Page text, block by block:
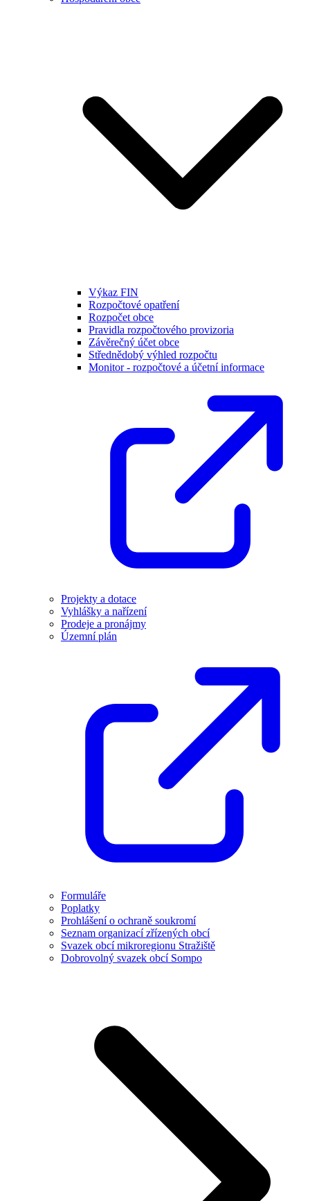
Výkaz FIN
Rozpočtové opatření
Rozpočet obce
Pravidla rozpočtového provizoria
Závěrečný účet obce
Střednědobý výhled rozpočtu
Monitor - rozpočtové a účetní informace
Projekty a dotace
Vyhlášky a nařízení
Prodeje a pronájmy
Územní plán
Formuláře
Poplatky
Prohlášení o ochraně soukromí
Seznam organizací zřízených obcí
Svazek obcí mikroregionu Stražiště
Dobrovolný svazek obcí Sompo